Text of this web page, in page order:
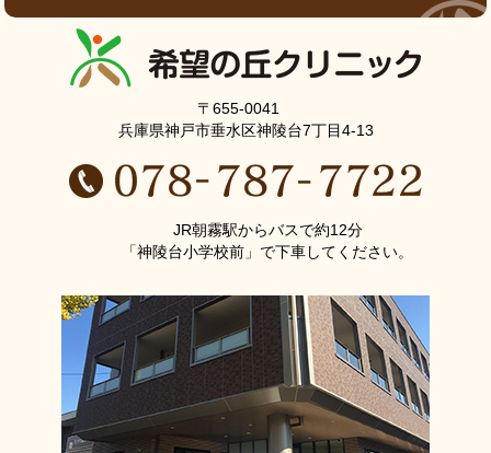
〒655-0041
兵庫県神戸市垂水区神陵台7丁目4-13
JR朝霧駅からバスで約12分
「神陵台小学校前」で下車してください。